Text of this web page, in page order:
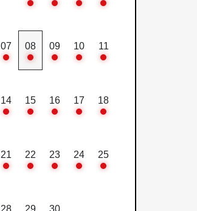
07 08 09 10 11
14 15 16 17 18
21 22 23 24 25
28 29 30